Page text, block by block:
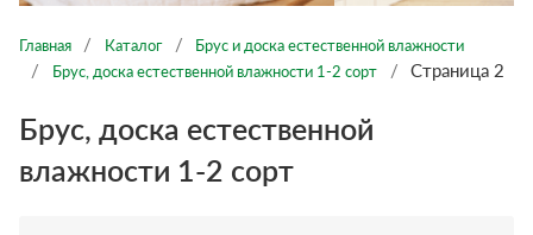
Главная Каталог
Брус и доска естественной влажности
Брус, доска естественной влажности 1-2 сорт
Страница 2
Брус, доска естественной
влажности 1-2 сорт